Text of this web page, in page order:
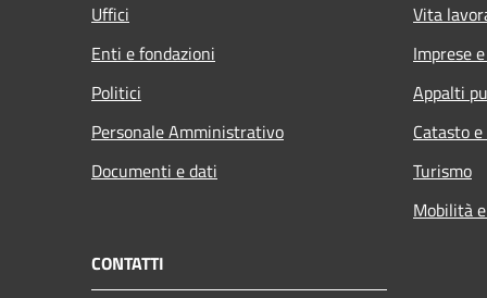
Uffici
Enti e fondazioni
Politici
Personale Amministrativo
Documenti e dati
Vita
Imprese
Appalti
Catasto
Turismo
Mobilità
CONTATTI